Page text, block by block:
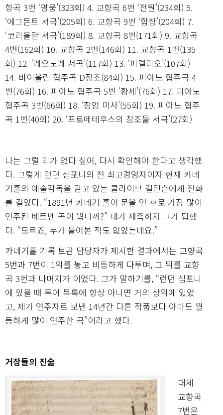
향곡 3번 ‘영웅’(323회) 4. 교향곡 6번 ‘전원’(234회) 5.
‘에그몬트 서곡’(205회) 6. 교향곡 9번 ‘합창’(204회) 7.
‘코리올란 서곡’(189회) 8. 교향곡 8번(171회) 9. 교향곡
4번(162회) 10. 교향곡 2번(146회) 11. 교향곡 1번(135
회) 12. ‘레오노레 서곡’(117회) 13. ‘피델리오’(107회)
14. 바이올린 협주곡 D장조(84회) 15. 피아노 협주곡 4
번(76회) 16. 피아노 협주곡 5번 ‘황제’(76회) 17. 피아노
협주곡 3번(66회) 18. ‘장엄 미사’(55회) 19. 피아노 협주
곡 1번(40회) 20. ‘프로메테우스의 창조물 서곡’(27회)
나는 그럴 리가 없다 싶어, 다시 확인해야 한다고 생각했
다. 그렇게 런던 심포니의 전 최고경영자이자 현재 카네
기홀의 예술감독을 맡고 있는 클라이브 길린슨에게 전화
를 걸었다. “1891년 카네기 홀이 문을 연 후로 가장 많이
연주된 베토벤 곡이 뭡니까?” 내가 재촉하자 그가 답했
다. “모르죠, 누가 물어본 적도 없었는데요.”
카네기홀 기록 보관 담당자가 제시한 결과에서는 교향곡
5번과 7번이 1위를 놓고 비등하게 다투며, 그 뒤를 교향
곡 3번과 나머지가 이었다. 그가 말하기를, “런던 심포니
에 있을 때 투어 목록에 항상 아니면 거의 상위에 있었
고, 제가 연주자로 보낸 14년간 다른 작품보다 아마도 월
등하게 많이 연주한 곡”이라고 했다.
거장들의 진술
대체
교향곡
7번은